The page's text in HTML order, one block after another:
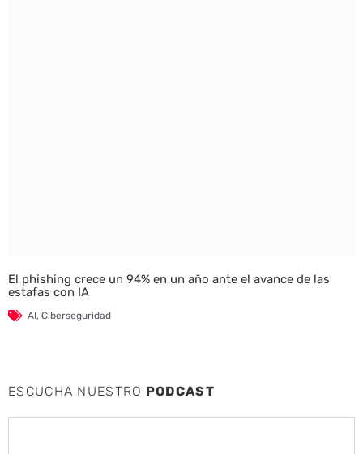
El phishing crece un 94% en un año ante el avance de las
estafas con IA
AI, Ciberseguridad
ESCUCHA NUESTRO PODCAST